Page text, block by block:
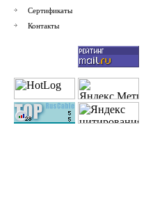
Сертификаты
Контакты